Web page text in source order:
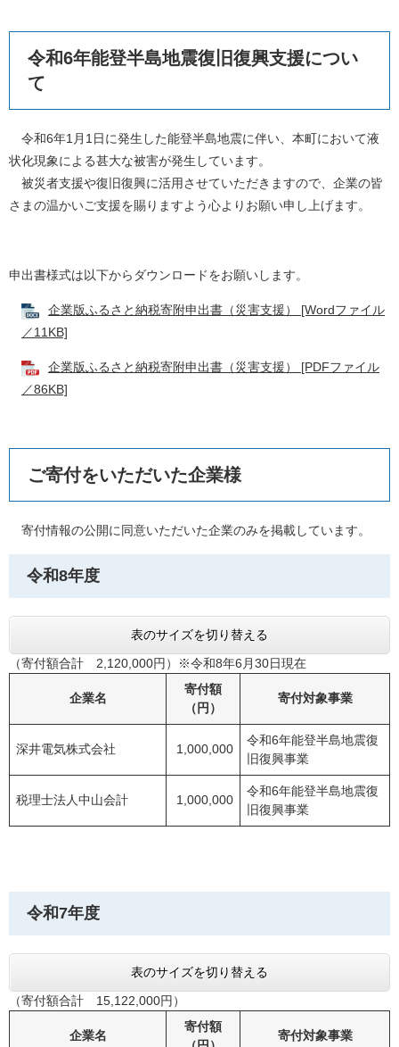
令和6年能登半島地震復旧復興支援につい
て
令和6年1月1日に発生した能登半島地震に伴い、本町において液
状化現象による甚大な被害が発生しています。
被災者支援や復旧復興に活用させていただきますので、企業の皆
さまの温かいご支援を賜りますよう心よりお願い申し上げます。
申出書様式は以下からダウンロードをお願いします。
企業版ふるさと納税寄附申出書（災害支援） [Wordファイル
／11KB]
企業版ふるさと納税寄附申出書（災害支援） [PDFファイル
／86KB]
ご寄付をいただいた企業様
寄付情報の公開に同意いただいた企業のみを掲載しています。
令和8年度
表のサイズを切り替える
（寄付額合計 2,120,000円）※令和8年6月30日現在
企業名
寄付額
（円）
寄付対象事業
深井電気株式会社 1,000,000
令和6年能登半島地震復
旧復興事業
税理士法人中山会計 1,000,000
令和6年能登半島地震復
旧復興事業
令和7年度
表のサイズを切り替える
（寄付額合計 15,122,000円）
企業名
寄付額
寄付対象事業